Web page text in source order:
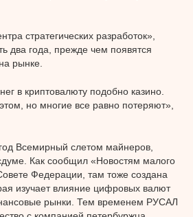
стратегических разработок»,
два года, прежде чем появятся
рынке.
в криптовалюту подобно казино.
но многие все равно потеряют»,
Всемирный слетом майнеров,
Как сообщил «Новостям малого
Федерации, там тоже создана
изучает влияние цифровых валют
рынки. Тем временем РУСАЛ